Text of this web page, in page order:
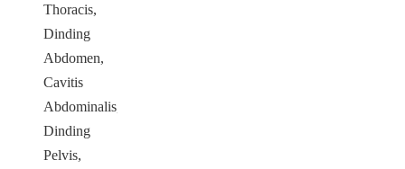
Thoracis,
Dinding
Abdomen,
Cavitis
Abdominalis,
Dinding
Pelvis,